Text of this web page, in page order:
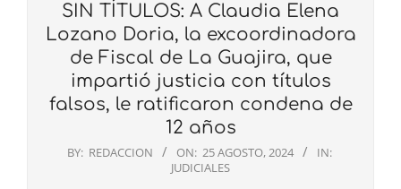
SIN TÍTULOS: A Claudia Elena
Lozano Doria, la excoordinadora
de Fiscal de La Guajira, que
impartió justicia con títulos
falsos, le ratificaron condena de
12 años
BY: REDACCION ON: 25 AGOSTO, 2024
IN:
JUDICIALES